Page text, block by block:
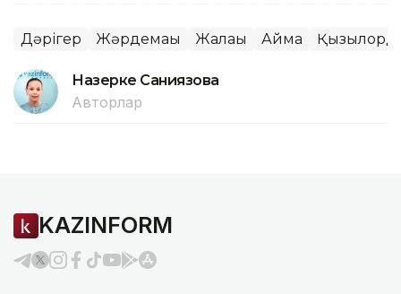
Дәрігер Жәрдемақы Жалақы Аймақ
Назерке Саниязова
Авторлар
KAZINFORM